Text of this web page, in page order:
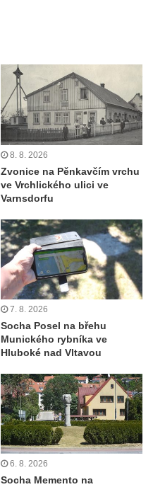
8. 8. 2026
Zvonice na Pěnkavčím vrchu
ve Vrchlického ulici ve
Varnsdorfu
7. 8. 2026
Socha Posel na břehu
Munického rybníka ve
Hluboké nad Vltavou
6. 8. 2026
Socha Memento na